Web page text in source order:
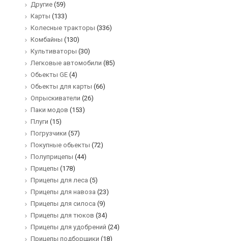
Другие (59)
Карты (133)
Колесные тракторы (336)
Комбайны (130)
Культиваторы (30)
Легковые автомобили (85)
Обьекты GE (4)
Обьекты для карты (66)
Опрыскиватели (26)
Паки модов (153)
Плуги (15)
Погрузчики (57)
Покупные обьекты (72)
Полуприцепы (44)
Прицепы (178)
Прицепы для леса (5)
Прицепы для навоза (23)
Прицепы для силоса (9)
Прицепы для тюков (34)
Прицепы для удобрений (24)
Прицепы подборщики (18)